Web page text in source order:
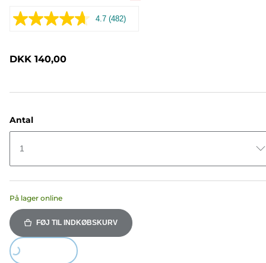
4.7 Læs
(482)
DKK 140,00
Antal
1
På lager online
FØJ TIL INDKØBSKURV
Loading...